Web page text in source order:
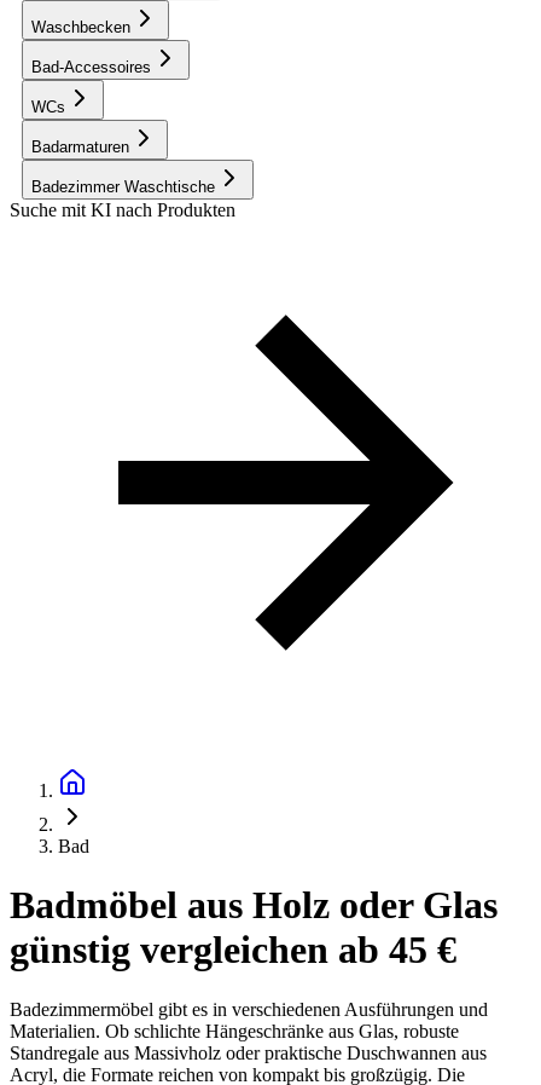
Waschbecken
Bad-Accessoires
WCs
Badarmaturen
Badezimmer Waschtische
Suche mit KI nach Produkten
Bad
Badmöbel aus Holz oder Glas
günstig vergleichen ab 45 €
Badezimmermöbel gibt es in verschiedenen Ausführungen und
Materialien. Ob schlichte Hängeschränke aus Glas, robuste
Standregale aus Massivholz oder praktische Duschwannen aus
Acryl, die Formate reichen von kompakt bis großzügig. Die